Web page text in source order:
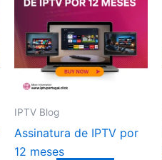
IPTV Blog
Assinatura de IPTV por
12 meses